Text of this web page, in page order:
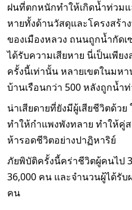
ฝนที่ตกหนักทำให้เกิดน้ำท่วม
หายทั้งด้านวัสดุและโครงสร้า
ของเมืองหลวง ถนนถูกน้ำกัด
ได้รับความเสียหาย นี่เป็นเพี
ครั้งนี้เท่านั้น หลายเขตในมห
บ้านเรือนกว่า 500 หลังถูกน้ำ
น่าเสียดายที่ยังมีผู้เสียชีวิตด้ว
ทำให้กำแพงพังทลาย ทำให้คู่
ห้ารอดชีวิตอย่างปาฏิหาริย์
ภัยพิบัติครั้งนี้คร่าชีวิตผู้คนไป
36,000 คน และจำนวนผู้ได้รั
คน